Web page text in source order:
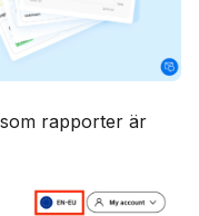
rapporter är